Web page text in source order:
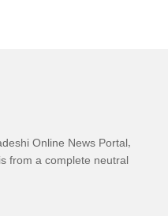
Online News Portal,
from a complete neutral